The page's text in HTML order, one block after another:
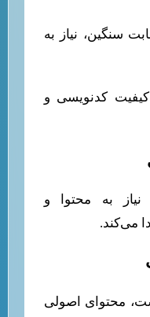
سنگین، نیاز به
کدنویسی و
به محتوا و
می‌کند.
محتوای اصولی